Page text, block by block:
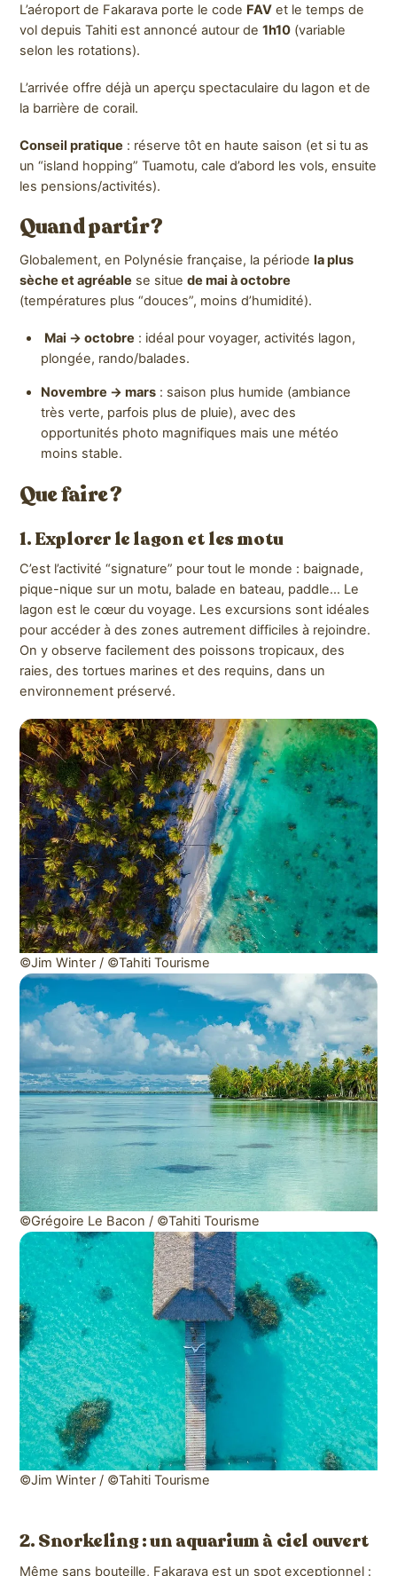
L’aéroport de Fakarava porte le code FAV et le temps de
vol depuis Tahiti est annoncé autour de1h10 (variable
selon les rotations).
L’arrivée offre déjà un aperçu spectaculaire du lagon et de
la barrière de corail.
Conseil pratique : réserve tôt en haute saison (et si tu as
un “island hopping” Tuamotu, cale d’abord les vols, ensuite
les pensions/activités).
Quand partir ?
Globalement, en Polynésie française, la période la plus
sèche et agréable se situede mai à octobre
(températures plus “douces”, moins d’humidité).
Mai → octobre : idéal pour voyager, activités lagon,
plongée, rando/balades.
Novembre → mars: saison plus humide (ambiance
très verte, parfois plus de pluie), avec des
opportunités photo magnifiques mais une météo
moins stable.
Que faire ?
1. Explorer le lagon et les motu
C’est l’activité “signature” pour tout le monde : baignade,
pique-nique sur un motu, balade en bateau, paddle… Le
lagon est le cœur du voyage. Les excursions sont idéales
pour accéder à des zones autrement difficiles à rejoindre.
On y observe facilement des poissons tropicaux, des
raies, des tortues marines et des requins, dans un
environnement préservé.
©Jim Winter / ©Tahiti Tourisme
©Grégoire Le Bacon / ©Tahiti Tourisme
©Jim Winter / ©Tahiti Tourisme
2. Snorkeling : un aquarium à ciel ouvert
Même sans bouteille, Fakarava est un spot exceptionnel :